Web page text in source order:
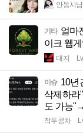
안동시남
기타 얼마
이크 웹게
대지
이슈 10년
삭제하라
도 가능
작두콩차